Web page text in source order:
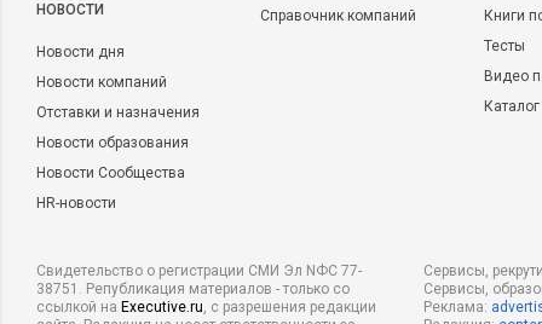
НОВОСТИ
Новости дня
Новости компаний
Отставки и назначения
Новости образования
Новости Сообщества
HR-новости
Справочник компаний
Книги
Тесты
Видео
Свидетельство о регистрации СМИ Эл NФС 77-
38751. Републикация материалов - только со
ссылкой на Executive.ru, с разрешения редакции
Сервисы,
Сервисы,
Реклама: